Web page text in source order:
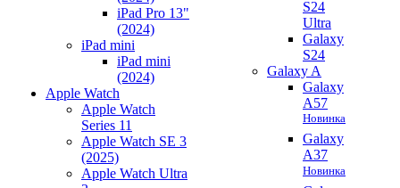
iPad Pro 13"
(2024)
iPad mini
iPad mini
(2024)
Apple Watch
Apple Watch
Series 11
Apple Watch SE 3
(2025)
Apple Watch Ultra
S24
Ultra
Galaxy
S24
Galaxy A
Galaxy
A57
Новинка
Galaxy
A37
Новинка